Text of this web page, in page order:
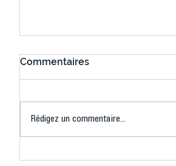
Commentaires
Rédigez un commentaire...